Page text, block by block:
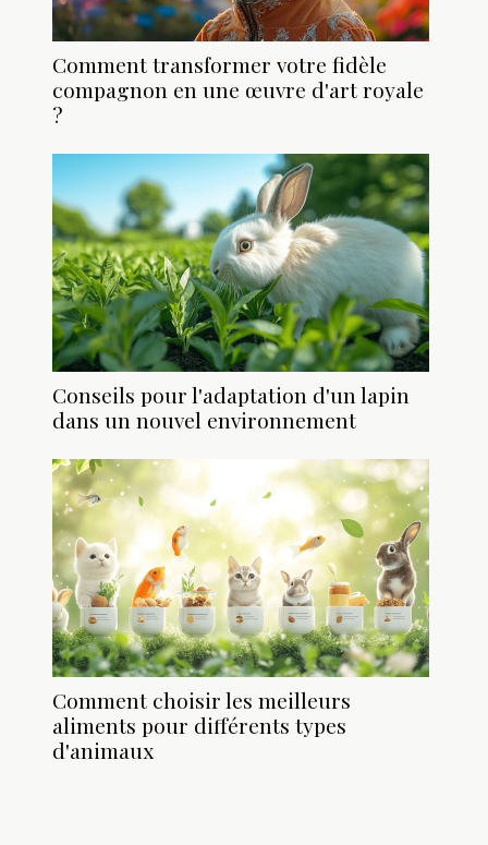
Comment transformer votre fidèle
compagnon en une œuvre d'art royale
?
Conseils pour l'adaptation d'un lapin
dans un nouvel environnement
Comment choisir les meilleurs
aliments pour différents types
d'animaux